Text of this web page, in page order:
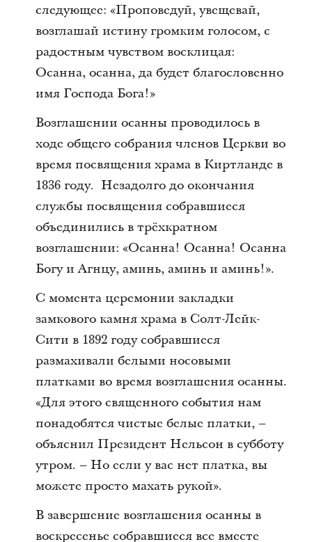
следующее: «Проповедуй, увещевай,
возглашай истину громким голосом, с
радостным чувством восклицая:
Осанна, осанна, да будет благословенно
имя Господа Бога!»
Возглашении осанны проводилось в
ходе общего собрания членов Церкви во
время посвящения храма в Киртланде в
1836 году. Незадолго до окончания
службы посвящения собравшиеся
объединились в трёхкратном
возглашении: «Осанна! Осанна! Осанна
Богу и Агнцу, аминь, аминь и аминь!».
С момента церемонии закладки
замкового камня храма в Солт-Лейк-
Сити в 1892 году собравшиеся
размахивали белыми носовыми
платками во время возглашения осанны.
«Для этого священного события нам
понадобятся чистые белые платки, –
объяснил Президент Нельсон в субботу
утром. – Но если у вас нет платка, вы
можете просто махать рукой».
В завершение возглашения осанны в
воскресенье собравшиеся все вместе